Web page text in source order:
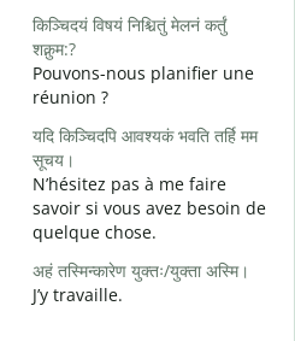
किञ्चिदयं विषयं निश्चितुं मेलनं कर्तुं
शक्नुम:?
Pouvons-nous planifier une
réunion ?
यदि किञ्चिदपि आवश्यकं भवति तर्हि मम
सूचय।
N’hésitez pas à me faire
savoir si vous avez besoin de
quelque chose.
अहं तस्मिन्कारेण युक्तः/युक्ता अस्मि।
J’y travaille.